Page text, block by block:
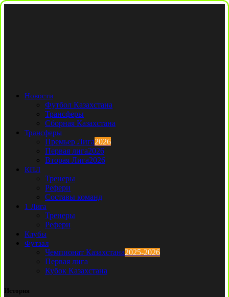
Новости
Футбол Казахстана
Трансферы
Сборная Казахстана
Трансферы
Премьер Лига2026
Первая лига2026
Вторая Лига2026
КПЛ
Тренеры
Рефери
Составы команд
1 Лига
Тренеры
Рефери
Клубы
Футзал
Чемпионат Казахстана2025-2026
Первая лига
Кубок Казахстана
История